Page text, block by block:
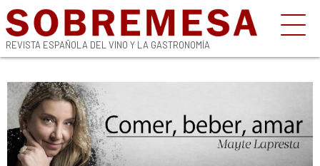
REVISTA ESPAÑOLA DEL VINO Y LA GASTRONOMÍA